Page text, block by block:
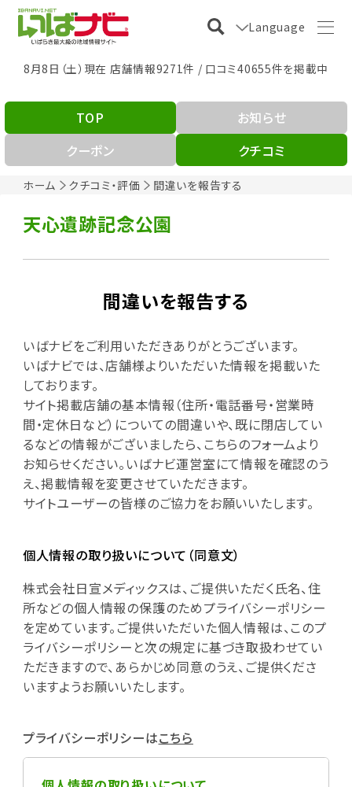
Language
8月8日（土）現在 店舗情報9271件 / 口コミ40655件を掲載中
ホーム クチコミ・評価 間違いを報告する
TOP
お知らせ
クーポン
クチコミ
天心遺跡記念公園
間違いを報告する
いばナビをご利用いただきありがとうございます。
いばナビでは、店舗様よりいただいた情報を掲載いた
しております。
サイト掲載店舗の基本情報（住所・電話番号・営業時
間・定休日など）についての間違いや、既に閉店してい
るなどの情報がございましたら、こちらのフォームより
お知らせください。いばナビ運営室にて情報を確認のう
え、掲載情報を変更させていただきます。
サイトユーザーの皆様のご協力をお願いいたします。
個人情報の取り扱いについて（同意文）
株式会社日宣メディックスは、ご提供いただく氏名、住
所などの個人情報の保護のためプライバシーポリシー
を定めています。ご提供いただいた個人情報は、このプ
ライバシーポリシーと次の規定に基づき取扱わせてい
ただきますので、あらかじめ同意のうえ、ご提供くださ
いますようお願いいたします。
プライバシーポリシーはこちら